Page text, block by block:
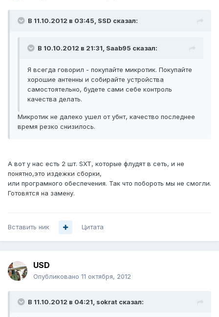
В 11.10.2012 в 03:45, SSD сказал:
В 10.10.2012 в 21:31, Saab95 сказал:
Я всегда говорил - покупайте микротик. Покупайте
хорошие антенны и собирайте устройства
самостоятельно, будете сами себе контроль
качества делать.
Микротик не далеко ушел от убнт, качество последнее
время резко снизилось.
А вот у нас есть 2 шт. SXT, которые флудят в сеть, и не
понятно,это издежки сборки,
или програмного обеспечения. Так что побороть мы не смогли.
Готовятся на замену.
Вставить ник Цитата
USD
Опубликовано 11 октября, 2012
В 11.10.2012 в 04:21, sokrat сказал: